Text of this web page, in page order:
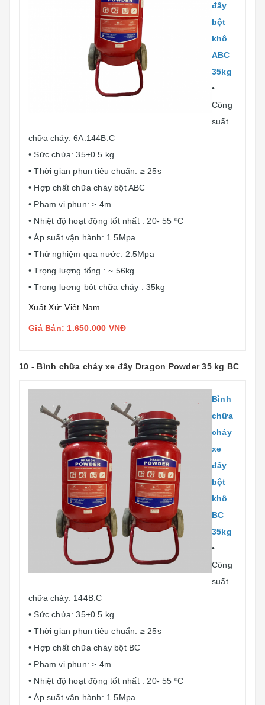
đẩy
bột
khô
ABC
35kg
•
Công
suất
chữa cháy: 6A.144B.C
• Sức chứa: 35±0.5 kg
• Thời gian phun tiêu chuẩn: ≥ 25s
• Hợp chất chữa cháy bột ABC
• Phạm vi phun: ≥ 4m
• Nhiệt độ hoạt động tốt nhất : 20- 55 ºC
• Áp suất vận hành: 1.5Mpa
• Thử nghiệm qua nước: 2.5Mpa
• Trọng lượng tổng : ~ 56kg
• Trọng lượng bột chữa cháy : 35kg
Xuất Xứ: Việt Nam
Giá Bán: 1.650.000 VNĐ
10 - Bình chữa cháy xe đẩy Dragon Powder 35 kg BC
Bình
chữa
cháy
xe
đẩy
bột
khô
BC
35kg
•
Công
suất
chữa cháy: 144B.C
• Sức chứa: 35±0.5 kg
• Thời gian phun tiêu chuẩn: ≥ 25s
• Hợp chất chữa cháy bột BC
• Phạm vi phun: ≥ 4m
• Nhiệt độ hoạt động tốt nhất : 20- 55 ºC
• Áp suất vận hành: 1.5Mpa